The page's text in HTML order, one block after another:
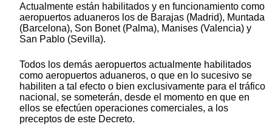
Actualmente están habilitados y en funcionamiento como
aeropuertos aduaneros los de Barajas (Madrid), Muntada
(Barcelona), Son Bonet (Palma), Manises (Valencia) y
San Pablo (Sevilla).
Todos los demás aeropuertos actualmente habilitados
como aeropuertos aduaneros, o que en lo sucesivo se
habiliten a tal efecto o bien exclusivamente para el tráfico
nacional, se someterán, desde el momento en que en
ellos se efectúen operaciones comerciales, a los
preceptos de este Decreto.